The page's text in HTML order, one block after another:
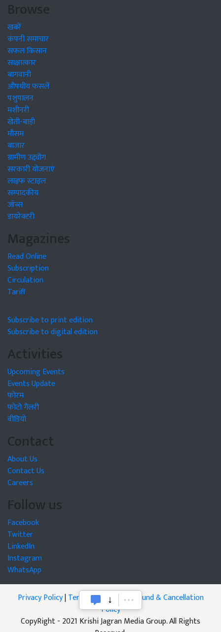
Browse
खबरें
कंपनी समाचार
सफल किसान
साक्षात्कार
बागवानी
औषधीय फसलें
पशुपालन
मशीनरी
खेती-बाड़ी
मौसम
बाजार
ग्रामीण उद्द्योग
सरकारी योजनाएं
लाइफ स्टाइल
सम्पादकीय
जॉब्स
डायरेक्टरी
Magazines
Read Online
Subscription
Circulation
Tariff
Subscribe to print edition
Subscribe to digital edition
Activities
Upcoming Events
Events Update
फोरम
फोटो गैलरी
वीडियो
Contact
About Us
Contact Us
Careers
Follow us
Facebook
Twitter
LinkedIn
Instagram
WhatsApp
Privacy Policy|Terms of Service|Refund & Cancellation
Policy
CopyRight - 2021 Krishi Jagran Media Group. All Rights